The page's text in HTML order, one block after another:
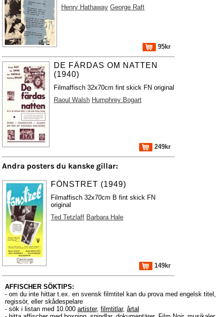
Henry Hathaway George Raft
95kr
DE FÄRDAS OM NATTEN
(1940)
Filmaffisch 32x70cm fint skick FN original
Raoul Walsh Humphrey Bogart
249kr
Andra posters du kanske gillar:
FÖNSTRET (1949)
Filmaffisch 32x70cm B fint skick FN
original
Ted Tetzlaff Barbara Hale
149kr
AFFISCHER SÖKTIPS:
- om du inte hittar t.ex. en svensk filmtitel kan du prova med engelsk titel,
regissör, eller skådespelare
- sök i listan med 10.000 artister, filmtitlar, årtal